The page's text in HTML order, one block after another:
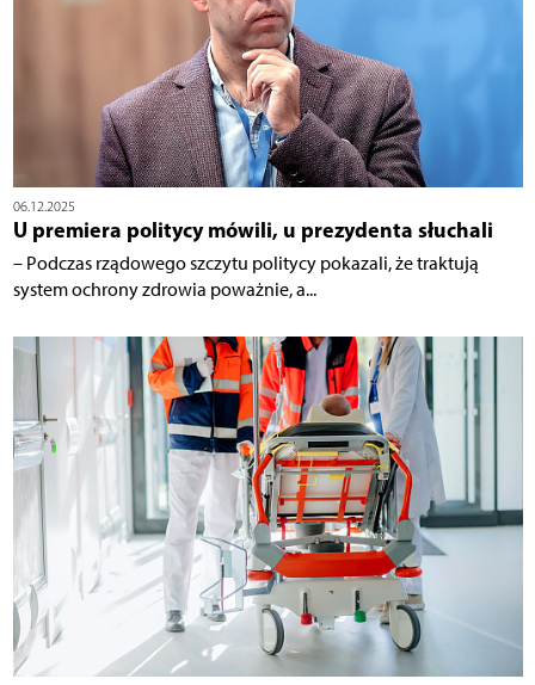
06.12.2025
U premiera politycy mówili, u prezydenta słuchali
– Podczas rządowego szczytu politycy pokazali, że traktują
system ochrony zdrowia poważnie, a...